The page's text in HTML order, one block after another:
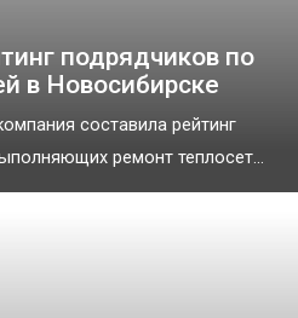
подрядчиков по
в Новосибирске
составила рейтинг
ремонт теплосет...